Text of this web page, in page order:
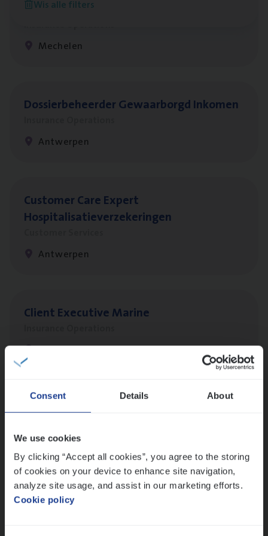
Consent Details About
We use cookies
By clicking “Accept all cookies”, you agree to the storing
of cookies on your device to enhance site navigation,
analyze site usage, and assist in our marketing efforts.
Cookie policy
Wis alle filters
re­da Huys­mans — Mechelen
Mechelen
Dos­sier­be­heer­der Gewaar­borgd Inkomen
Antwerpen
Cus­to­mer Care Expert
Hospitalisatieverzekeringen
Antwerpen
Client Exe­cu­ti­ve Marine
Antwerpen
Busi­ness Mana­ger Mari­ne Cargo
Antwerpen
Advisor/​Configuratie ana­lyst Part­ner in